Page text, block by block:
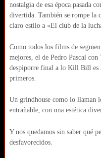
nostalgia de esa época pasada
divertida. También se rompe la
claro estilo a «El club de la
Como todos los films de
mejores, el de Pedro Pascal
despiporre final a lo Kill Bill es
primeros.
Un grindhouse como lo llaman
entrañable, con una estética
Y nos quedamos sin saber qué
desfavorecidos.